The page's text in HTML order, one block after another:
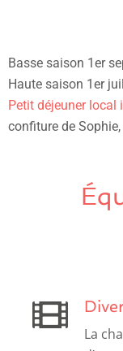
Basse saison 1er
Haute saison 1er
Petit déjeuner local
confiture de
La